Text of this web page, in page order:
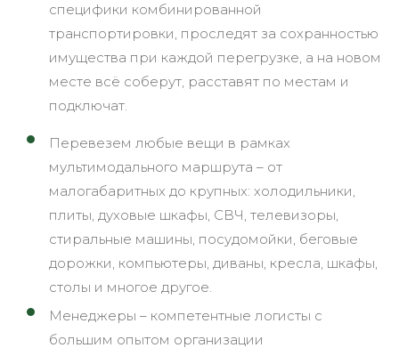
специфики комбинированной
транспортировки, проследят за сохранностью
имущества при каждой перегрузке, а на новом
месте всё соберут, расставят по местам и
подключат.
Перевезем любые вещи в рамках
мультимодального маршрута – от
малогабаритных до крупных: холодильники,
плиты, духовые шкафы, СВЧ, телевизоры,
стиральные машины, посудомойки, беговые
дорожки, компьютеры, диваны, кресла, шкафы,
столы и многое другое.
Менеджеры – компетентные логисты с
большим опытом организации